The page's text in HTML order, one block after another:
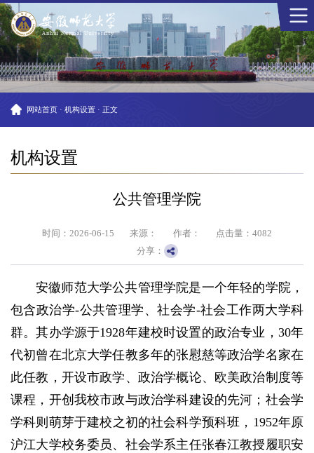
网站首页 · 机构设置 · 正文
机构设置
公共管理学院
时间：2026-06-15 来源： 作者： 点击量：4082
分享：
安徽师范大学公共管理学院是一个年轻的学院，
包含政治学-公共管理学、社会学-社会工作两大学科
群。其办学源于1928年建校时设置的政治专业，30年
代初曾在北京大学任教多年的张慰慈等政治学名家在
此任教，开设市政学、政治学概论、欧美政治制度等
课程，开创我校市政与政治学科建设的先河；社会学
学科则萌芽于建校之初的社会科学预科班，1952年原
沪江大学校务委员、社会学系主任张春江教授履职安